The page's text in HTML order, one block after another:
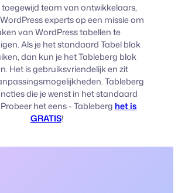
toegewijd team van ontwikkelaars,
experts op een missie om
van WordPress tabellen te
Als je het standaard Tabel blok
dan kun je het Tableberg blok
Het is gebruiksvriendelijk en zit
Tableberg
die je wenst in het standaard
het eens - Tableberg het is
GRATIS!